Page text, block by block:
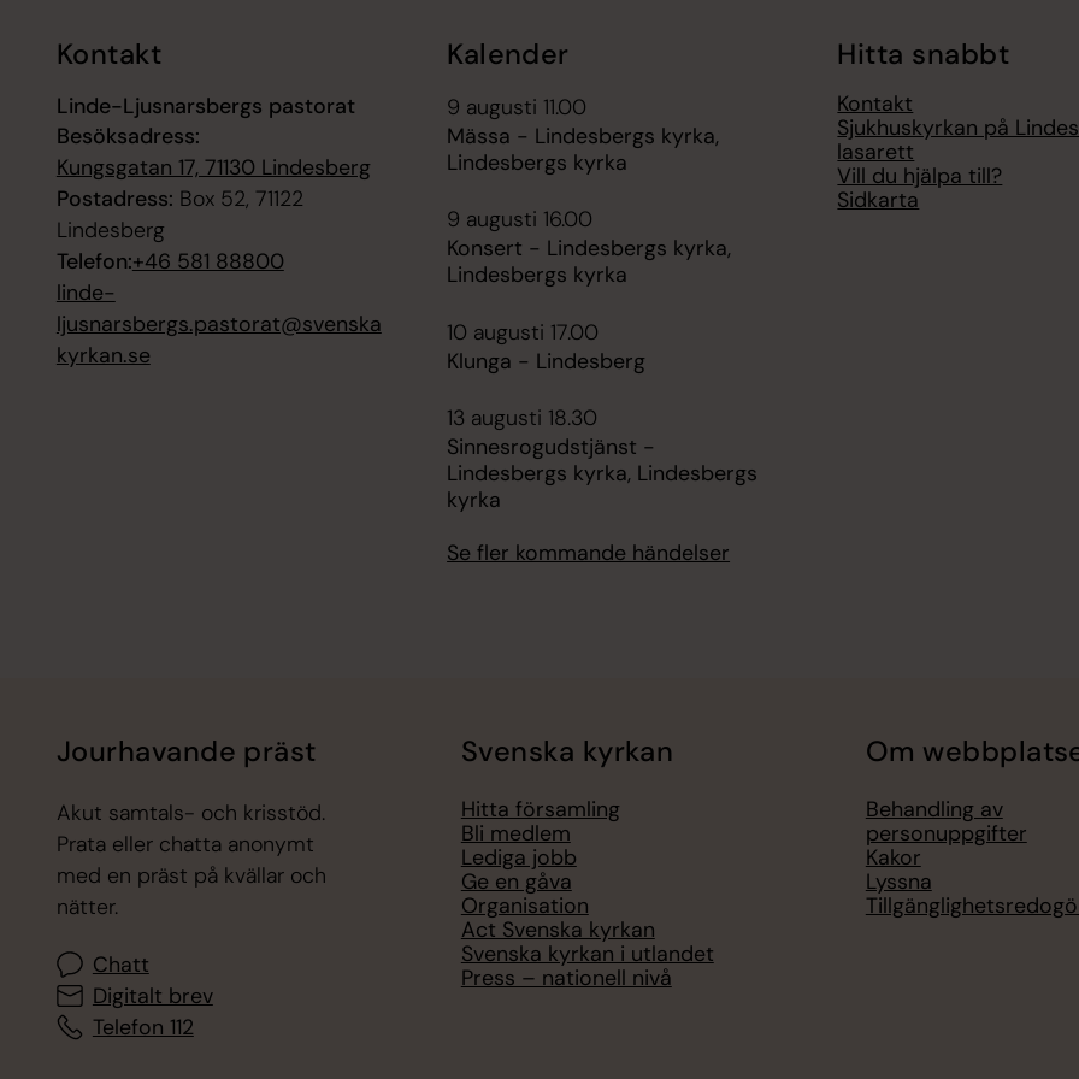
Kontakt
Linde-Ljusnarsbergs pastorat
Besöksadress:
Kungsgatan 17, 71130 Lindesberg
Postadress: Box 52, 71122
Lindesberg
Telefon:+46 581 88800
linde-
ljusnarsbergs.pastorat@svenska
kyrkan.se
Kalender
9 augusti 11.00
Mässa - Lindesbergs kyrka,
Lindesbergs kyrka
9 augusti 16.00
Konsert - Lindesbergs kyrka,
Lindesbergs kyrka
10 augusti 17.00
Klunga - Lindesberg
13 augusti 18.30
Sinnesrogudstjänst -
Lindesbergs kyrka, Lindesbergs
kyrka
Se fler kommande händelser
Hitta snabbt
Kontakt
Sjukhuskyrkan på
lasarett
Vill du hjälpa till?
Sidkarta
Jourhavande präst
Akut samtals- och krisstöd.
Prata eller chatta anonymt
med en präst på kvällar och
nätter.
Chatt
Digitalt brev
Telefon 112
Svenska kyrkan
Hitta församling
Bli medlem
Lediga jobb
Ge en gåva
Organisation
Act Svenska kyrkan
Svenska kyrkan i utlandet
Press – nationell nivå
Om
Behandling av
personuppgifter
Kakor
Lyssna